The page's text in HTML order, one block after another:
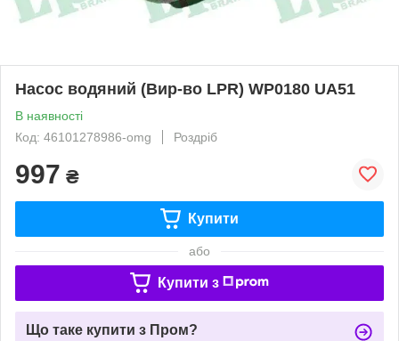
Насос водяний (Вир-во LPR) WP0180 UA51
В наявності
Код: 46101278986-omg
Роздріб
997 ₴
Купити
або
Купити з
Що таке купити з Пром?